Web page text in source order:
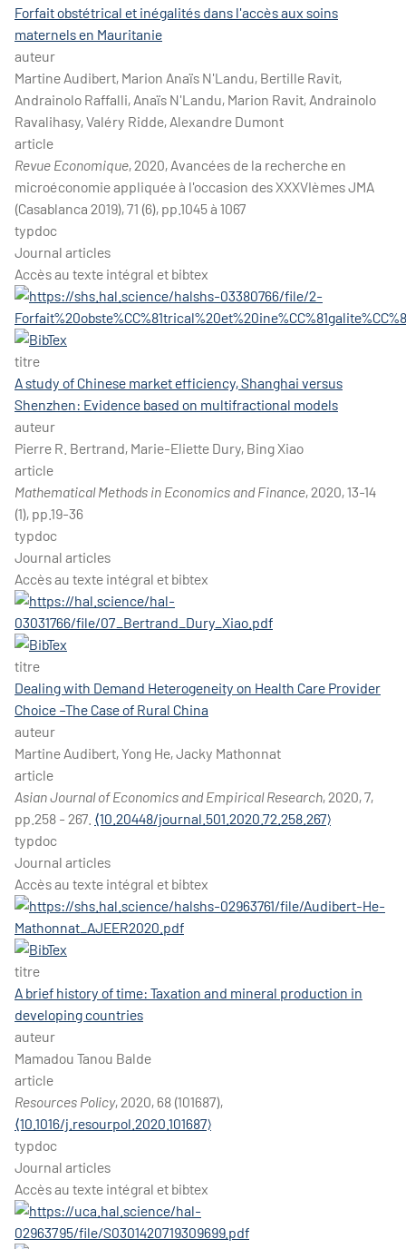
Forfait obstétrical et inégalités dans l'accès aux soins
maternels en Mauritanie
auteur
Martine Audibert, Marion Anaïs N'Landu, Bertille Ravit,
Andrainolo Raffalli, Anaïs N'Landu, Marion Ravit, Andrainolo
Ravalihasy, Valéry Ridde, Alexandre Dumont
article
Revue Economique, 2020, Avancées de la recherche en
microéconomie appliquée à l'occasion des XXXVIèmes JMA
(Casablanca 2019), 71 (6), pp.1045 à 1067
typdoc
Journal articles
Accès au texte intégral et bibtex
titre
A study of Chinese market efficiency, Shanghai versus
Shenzhen: Evidence based on multifractional models
auteur
Pierre R. Bertrand, Marie-Eliette Dury, Bing Xiao
article
Mathematical Methods in Economics and Finance, 2020, 13-14
(1), pp.19-36
typdoc
Journal articles
Accès au texte intégral et bibtex
titre
Dealing with Demand Heterogeneity on Health Care Provider
Choice –The Case of Rural China
auteur
Martine Audibert, Yong He, Jacky Mathonnat
article
Asian Journal of Economics and Empirical Research, 2020, 7,
pp.258 - 267. ⟨10.20448/journal.501.2020.72.258.267⟩
typdoc
Journal articles
Accès au texte intégral et bibtex
titre
A brief history of time: Taxation and mineral production in
developing countries
auteur
Mamadou Tanou Balde
article
Resources Policy, 2020, 68 (101687),
⟨10.1016/j.resourpol.2020.101687⟩
typdoc
Journal articles
Accès au texte intégral et bibtex